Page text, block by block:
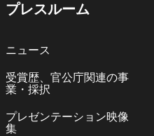
プレスルーム
ニュース
受賞歴、官公庁関連の事
業・採択
プレゼンテーション映像
集